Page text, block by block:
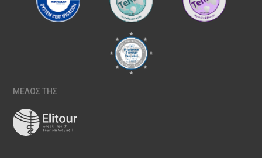
ΜΕΛΟΣ ΤΗΣ